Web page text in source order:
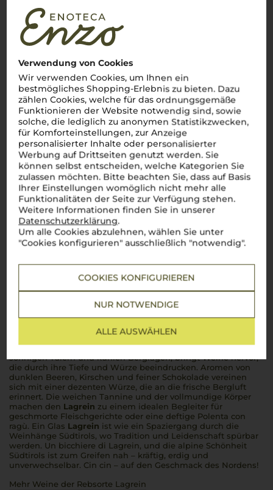
Verwendung von Cookies
Wir verwenden Cookies, um Ihnen ein
bestmögliches Shopping-Erlebnis zu bieten. Dazu
zählen Cookies, welche für das ordnungsgemäße
Funktionieren der Website notwendig sind, sowie
solche, die lediglich zu anonymen Statistikzwecken,
für Komforteinstellungen, zur Anzeige
personalisierter Inhalte oder personalisierter
Werbung auf Drittseiten genutzt werden. Sie
können selbst entscheiden, welche Kategorien Sie
zulassen möchten. Bitte beachten Sie, dass auf Basis
Ihrer Einstellungen womöglich nicht mehr alle
Funktionalitäten der Seite zur Verfügung stehen.
Weitere Informationen finden Sie in unserer
Datenschutzerklärung.
Um alle Cookies abzulehnen, wählen Sie unter
"Cookies konfigurieren" ausschließlich "notwendig".
COOKIES KONFIGURIEREN
NUR NOTWENDIGE
ALLE AUSWÄHLEN
Über die Rebsorte
Lagrein
Dunkle Beeren, sanfte Tannine und der Geschmack der Berge
– purer Genuss aus Südtirol
– ein Wein, der die kraftvolle Natur Südtirols in jedem
Tropfen trägt. Diese alte Rebsorte, gewachsen in den
sonnigen Tälern und kühlen Berglagen, bringt Weine hervor,
die durch ihre Tiefe und Würze beeindrucken. Aromen von
dunklen Beeren, Kirschen und feiner Schokolade vereinen
sich mit einer dezenten Würze, die an die frische Bergluft
erinnert. Die weichen Tannine und der vollmundige Körper
machen den Lagrein zu einem idealen Begleiter für
geschmorte Fleischgerichte oder eine deftige Polenta con
ragù. Ein Glas Lagrein ist wie ein Spaziergang durch die
Weinhänge Südtirols, wo Tradition und Leidenschaft spürbar
werden. Un bicchiere di Lagrein, und die alpine Schönheit
Südtirols ist zum Greifen nah – kräftig, erdig und
unverwechselbar. Cin cin – auf den Geschmack des Nordens!
Mehr Weine der Rebsorte Lagrein